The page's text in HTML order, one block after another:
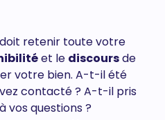
retenir toute votre
et le discoursde
votre bien. A-t-il été
contacté ? A-t-il pris
vos questions ?